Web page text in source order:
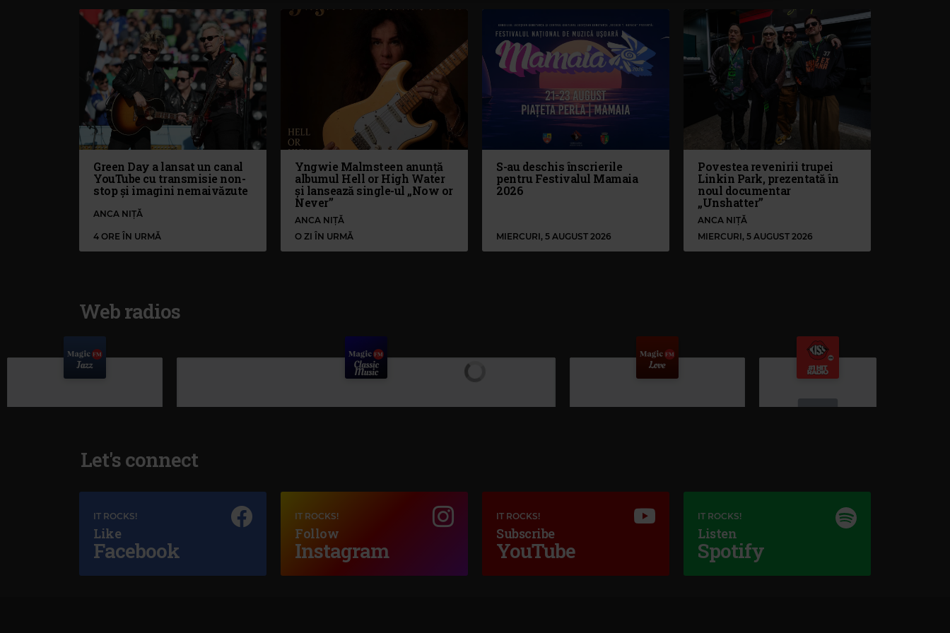
Green Day a lansat un canal
YouTube cu transmisie non-
stop și imagini nemaivăzute
ANCA NIȚĂ
4 ORE ÎN URMĂ
Yngwie Malmsteen anunță
albumul Hell or High Water
și lansează single-ul „Now or
Never”
ANCA NIȚĂ
O ZI ÎN URMĂ
S-au deschis înscrierile
pentru Festivalul Mamaia
2026
MIERCURI, 5 AUGUST 2026
Povestea revenirii trupei
Linkin Park, prezentată în
noul documentar
„Unshatter”
ANCA NIȚĂ
MIERCURI, 5 AUGUST 2026
Web radios
Magic Jazz
RAY CHARLES A SONG FOR YOU
Kiss FM
KISS FM
Let's connect
IT ROCKS!
Like
Facebook
IT ROCKS!
Follow
Instagram
IT ROCKS!
Subscribe
YouTube
IT ROCKS!
Listen
Spotify